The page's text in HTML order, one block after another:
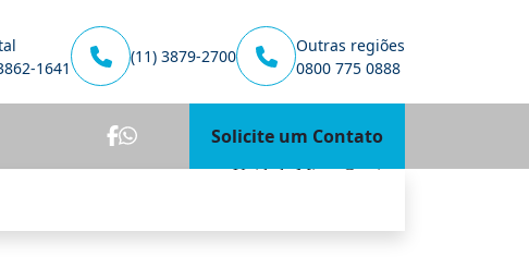
1641
(11) 3879-2700
Outras regiões
0800 775 0888
Solicite um Contato
Unidade Minas Gerais